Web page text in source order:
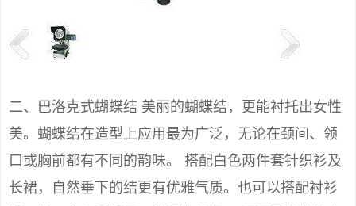
二、巴洛克式蝴蝶结 美丽的蝴蝶结，更能衬托出女性
美。蝴蝶结在造型上应用最为广泛，无论在颈间、领
口或胸前都有不同的韵味。 搭配白色两件套针织衫及
长裙，自然垂下的结更有优雅气质。也可以搭配衬衫